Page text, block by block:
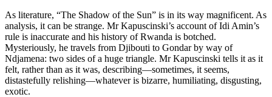
As literature, “The Shadow of the Sun” is in its way magnificent. As
analysis, it can be strange. Mr Kapuscinski’s account of Idi Amin’s
rule is inaccurate and his history of Rwanda is botched.
Mysteriously, he travels from Djibouti to Gondar by way of
Ndjamena: two sides of a huge triangle. Mr Kapuscinski tells it as it
felt, rather than as it was, describing—sometimes, it seems,
distastefully relishing—whatever is bizarre, humiliating, disgusting,
exotic.